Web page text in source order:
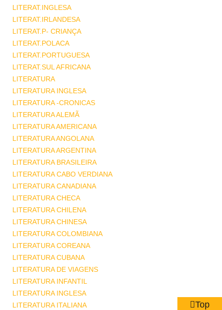
LITERAT.INGLESA
LITERAT.IRLANDESA
LITERAT.P- CRIANÇA
LITERAT.POLACA
LITERAT.PORTUGUESA
LITERAT.SUL AFRICANA
LITERATURA
LITERATURA INGLESA
LITERATURA -CRONICAS
LITERATURA ALEMÃ
LITERATURA AMERICANA
LITERATURA ANGOLANA
LITERATURA ARGENTINA
LITERATURA BRASILEIRA
LITERATURA CABO VERDIANA
LITERATURA CANADIANA
LITERATURA CHECA
LITERATURA CHILENA
LITERATURA CHINESA
LITERATURA COLOMBIANA
LITERATURA COREANA
LITERATURA CUBANA
LITERATURA DE VIAGENS
LITERATURA INFANTIL
LITERATURA INGLESA
LITERATURA ITALIANA
Top